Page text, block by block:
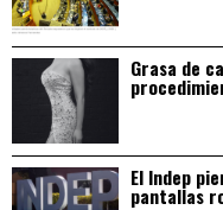
Grasa de
El Indep
pantallas